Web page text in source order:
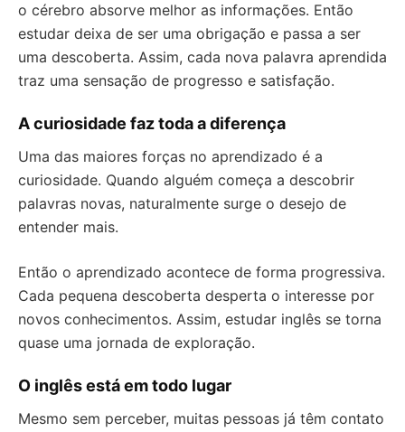
o cérebro absorve melhor as informações. Então
estudar deixa de ser uma obrigação e passa a ser
uma descoberta. Assim, cada nova palavra aprendida
traz uma sensação de progresso e satisfação.
A curiosidade faz toda a diferença
Uma das maiores forças no aprendizado é a
curiosidade. Quando alguém começa a descobrir
palavras novas, naturalmente surge o desejo de
entender mais.
Então o aprendizado acontece de forma progressiva.
Cada pequena descoberta desperta o interesse por
novos conhecimentos. Assim, estudar inglês se torna
quase uma jornada de exploração.
O inglês está em todo lugar
Mesmo sem perceber, muitas pessoas já têm contato